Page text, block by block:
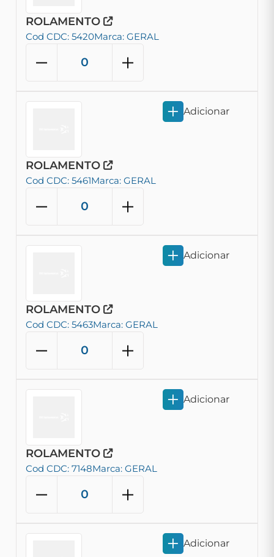
ROLAMENTO
Cod CDC: 5420Marca: GERAL
ROLAMENTO
Cod CDC: 5461Marca: GERAL
Adicionar
ROLAMENTO
Cod CDC: 5463Marca: GERAL
Adicionar
ROLAMENTO
Cod CDC: 7148Marca: GERAL
Adicionar
Adicionar